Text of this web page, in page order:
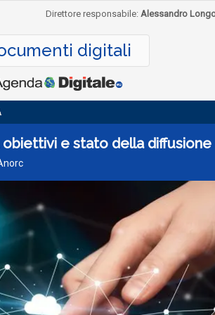
Direttore responsabile: Alessandro
digitali
e stato della diffusione